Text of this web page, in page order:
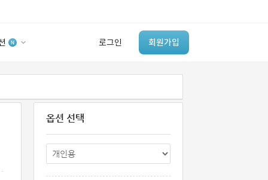
로그인 회원가입
개발 회사 있어?
바로가기
옵션 선택